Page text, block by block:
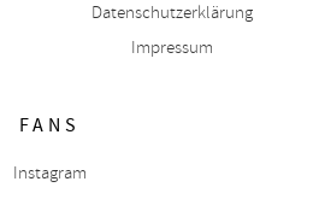
Datenschutzerklärung
Impressum
FANS
Instagram